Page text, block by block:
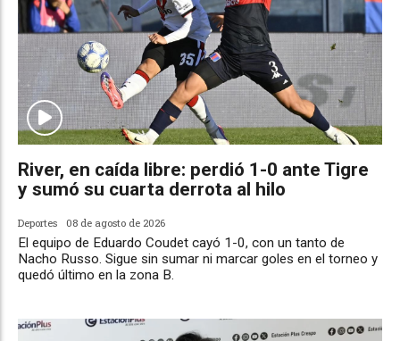
River, en caída libre: perdió 1-0 ante Tigre
y sumó su cuarta derrota al hilo
Deportes 08 de agosto de 2026
El equipo de Eduardo Coudet cayó 1-0, con un tanto de
Nacho Russo. Sigue sin sumar ni marcar goles en el torneo y
quedó último en la zona B.